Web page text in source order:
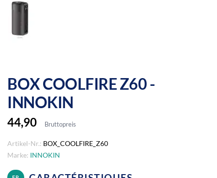
BOX COOLFIRE Z60 -
INNOKIN
44,90 Bruttopreis
Artikel-Nr.: BOX_COOLFIRE_Z60
Marke: INNOKIN